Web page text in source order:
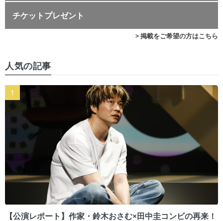
チケットプレゼント
> 掲載をご希望の方はこちら
人気の記事
【公演レポート】作家・鈴木おさむ×田中圭コンビの再来！